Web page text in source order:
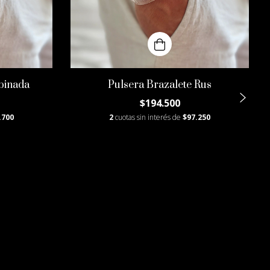
Pulsera Brazalete Rus
$194.500
2cuotas sin interés de $97.250